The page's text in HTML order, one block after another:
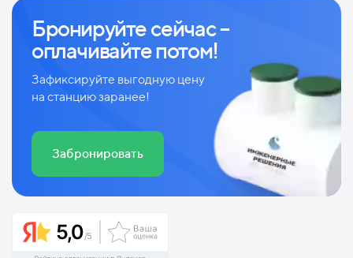
Бронируйте сейчас –
оплачивайте потом!
Зафиксируйте выгодную цену
на станцию заранее!
Забронировать